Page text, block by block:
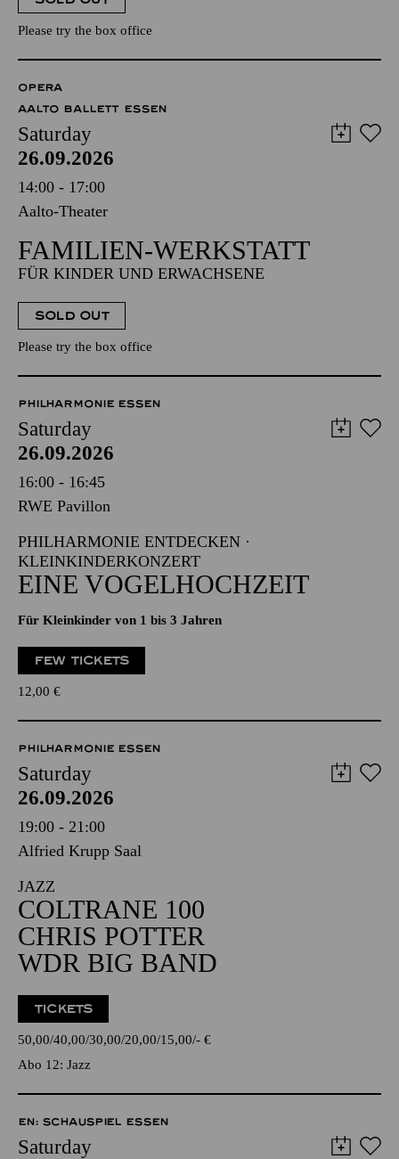
Please try the box office
OPERA
AALTO BALLETT ESSEN
Saturday
26.09.2026
14:00 - 17:00
Aalto-Theater
FAMILIEN-WERKSTATT
FÜR KINDER UND ERWACHSENE
SOLD OUT
Please try the box office
PHILHARMONIE ESSEN
Saturday
26.09.2026
16:00 - 16:45
RWE Pavillon
PHILHARMONIE ENTDECKEN ·
KLEINKINDERKONZERT
EINE VOGELHOCHZEIT
Für Kleinkinder von 1 bis 3 Jahren
FEW TICKETS
12,00 €
PHILHARMONIE ESSEN
Saturday
26.09.2026
19:00 - 21:00
Alfried Krupp Saal
JAZZ
COLTRANE 100
CHRIS POTTER
WDR BIG BAND
TICKETS
50,00 40,00 30,00 20,00 15,00 - €
Abo 12: Jazz
EN: SCHAUSPIEL ESSEN
Saturday